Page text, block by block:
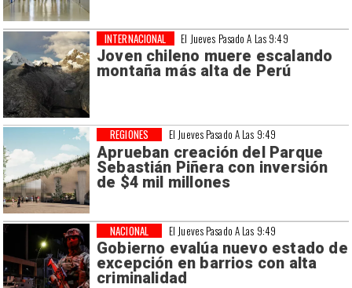
El Jueves Pasado A Las 9:49
Joven chileno muere escalando
montaña más alta de Perú
INTERNACIONAL
El Jueves Pasado A Las 9:49
Aprueban creación del Parque
Sebastián Piñera con inversión
de $4 mil millones
REGIONES
El Jueves Pasado A Las 9:49
Gobierno evalúa nuevo estado de
excepción en barrios con alta
criminalidad
NACIONAL